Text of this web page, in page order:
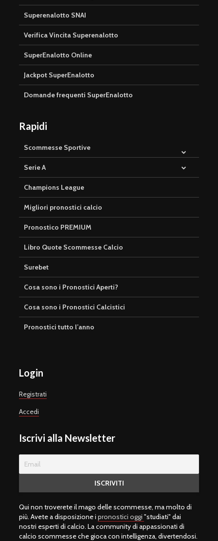
Superenalotto SNAI
Verifica Vincita Superenalotto
SuperEnalotto Online
Jackpot SuperEnalotto
Domande frequenti SuperEnalotto
Rapidi
Scommesse Sportive
Serie A
Champions League
Migliori pronostici calcio
Pronostico PREMIUM
Libro Quote Scommesse Calcio
Surebet
Cosa sono i Pronostici Aperti?
Cosa sono i Pronostici Calcistici
Pronostici tutto l’anno
Login
Registrati
Accedi
Iscrivi alla Newsletter
Qui non troverete il mago delle scommesse, ma molto di
più. Avete a disposizione i pronostici oggi "studiati" dai
nostri esperti di calcio. La community di appassionati di
calcio scommesse che gioca con intelligenza, divertendosi.